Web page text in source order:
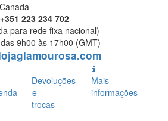
+351 223 234 702
para rede fixa nacional)
9h00 às 17h00 (GMT)
Devoluções
e
trocas
Mais
informações